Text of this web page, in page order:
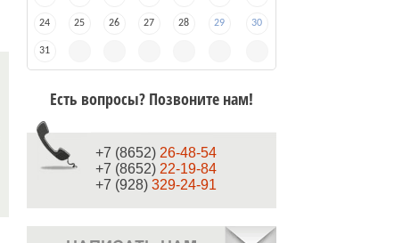
24 25 26 27 28 29 30
31
Есть вопросы? Позвоните нам!
+7 (8652) 26-48-54
+7 (8652) 22-19-84
+7 (928) 329-24-91